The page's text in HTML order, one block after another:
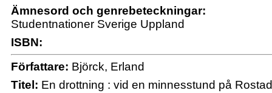
Ämnesord och genrebeteckningar:
Studentnationer Sverige Uppland
ISBN:
Författare: Björck, Erland
Titel: En drottning : vid en minnesstund på